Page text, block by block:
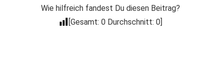
Wie hilfreich fandest Du diesen Beitrag?
[Gesamt: 0 Durchschnitt: 0]